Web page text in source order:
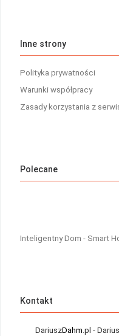
Inne strony
Polityka prywatności
Warunki współpracy
Zasady korzystania z
Polecane
Inteligentny Dom - Smart
Kontakt
DariuszDahm .pl -